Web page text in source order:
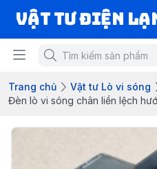
VẬT TƯ ĐIỆN
Trang chủ
Vật tư Lò vi sóng
Đèn lò vi sóng chân liền lệch